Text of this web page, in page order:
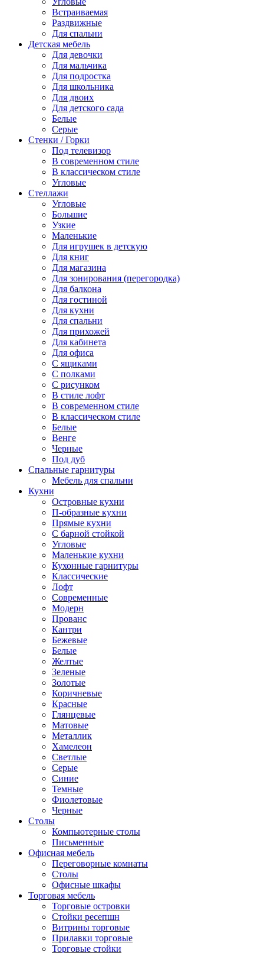
Встраиваемая
Раздвижные
Для спальни
Детская мебель
Для девочки
Для мальчика
Для подростка
Для школьника
Для двоих
Для детского сада
Белые
Серые
Стенки / Горки
Под телевизор
В современном стиле
В классическом стиле
Угловые
Стеллажи
Угловые
Большие
Узкие
Маленькие
Для игрушек в детскую
Для книг
Для магазина
Для зонирования (перегородка)
Для балкона
Для гостиной
Для кухни
Для спальни
Для прихожей
Для кабинета
Для офиса
С ящиками
С полками
С рисунком
В стиле лофт
В современном стиле
В классическом стиле
Белые
Венге
Черные
Под дуб
Спальные гарнитуры
Мебель для спальни
Кухни
Островные кухни
П-образные кухни
Прямые кухни
С барной стойкой
Угловые
Маленькие кухни
Кухонные гарнитуры
Классические
Лофт
Современные
Модерн
Прованс
Кантри
Бежевые
Белые
Желтые
Зеленые
Золотые
Коричневые
Красные
Глянцевые
Матовые
Металлик
Хамелеон
Светлые
Серые
Синие
Темные
Фиолетовые
Черные
Столы
Компьютерные столы
Письменные
Офисная мебель
Переговорные комнаты
Столы
Офисные шкафы
Торговая мебель
Торговые островки
Стойки ресепшн
Витрины торговые
Прилавки торговые
Торговые стойки